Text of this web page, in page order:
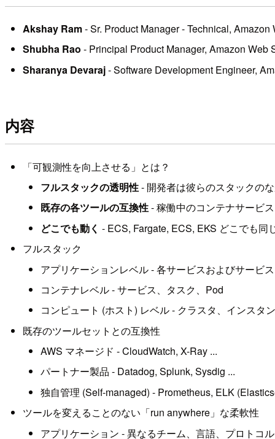
Akshay Ram- Sr. Product Manager - Technical, Amazon
Shubha Rao - Principal Product Manager, Amazon Web
Sharanya Devaraj- Software Development Engineer,
内容
「可観測性を向上させる」とは？
フルスタックの透明性- 開発者は彼らのスタックの
既存の各ツールの互換性- 稼働中のコンテナサービ
どこでも動く - ECS, Fargate, ECS, EKS どこでも同
フルスタック
アプリケーションレベル - 各サービスおよびサービ
コンテナレベル - サービス、タスク、Pod
コンピュート (ホスト) レベル - クラスタ、インスタ
既存のツールセットとの互換性
AWS マネージド - CloudWatch, X-Ray ...
パートナー製品 - Datadog, Splunk, Sysdig ...
独自管理 (Self-managed) - Prometheus, ELK
ツールを変えることのない「run anywhere」な柔軟性
アプリケーション - 異なるチーム、言語、プロトコ